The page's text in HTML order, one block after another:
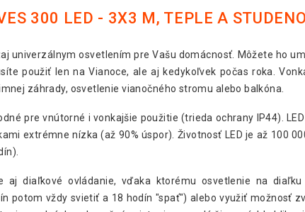
300 LED - 3X3 M, TEPLE A
univerzálnym osvetlením pre Vašu domácnosť. Môžete ho
použiť len na Vianoce, ale aj kedykoľvek počas roka.
záhrady, osvetlenie vianočného stromu alebo balkóna.
pre vnútorné i vonkajšie použitie (trieda ochrany IP44).
extrémne nízka (až 90% úspor). Životnosť LED je až 100
aj diaľkové ovládanie, vďaka ktorému osvetlenie na
potom vždy svietiť a 18 hodín "spať") alebo využiť možnosť